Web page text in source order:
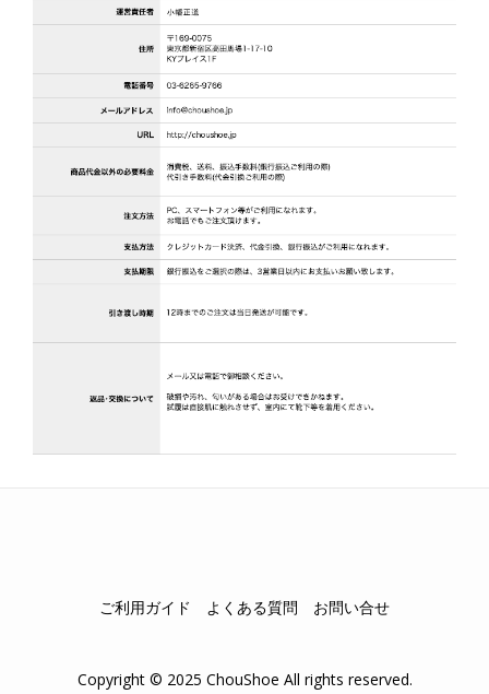
ご利用ガイド よくある質問 お問い合せ
Copyright © 2025 ChouShoe All rights reserved.